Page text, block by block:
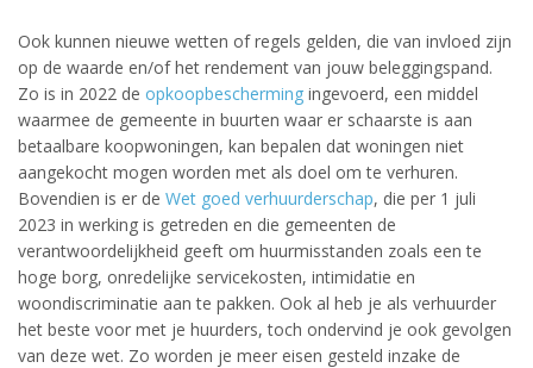
Ook kunnen nieuwe wetten of regels gelden, die van invloed zijn
op de waarde en/of het rendement van jouw beleggingspand.
Zo is in 2022 de opkoopbescherming ingevoerd, een middel
waarmee de gemeente in buurten waar er schaarste is aan
betaalbare koopwoningen, kan bepalen dat woningen niet
aangekocht mogen worden met als doel om te verhuren.
Bovendien is er de Wet goed verhuurderschap, die per 1 juli
2023 in werking is getreden en die gemeenten de
verantwoordelijkheid geeft om huurmisstanden zoals een te
hoge borg, onredelijke servicekosten, intimidatie en
woondiscriminatie aan te pakken. Ook al heb je als verhuurder
het beste voor met je huurders, toch ondervind je ook gevolgen
van deze wet. Zo worden je meer eisen gesteld inzake de